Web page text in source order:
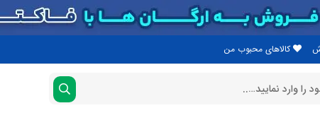
کالاهای محبوب من